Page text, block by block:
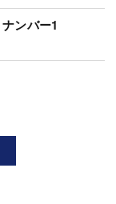
ンバー1